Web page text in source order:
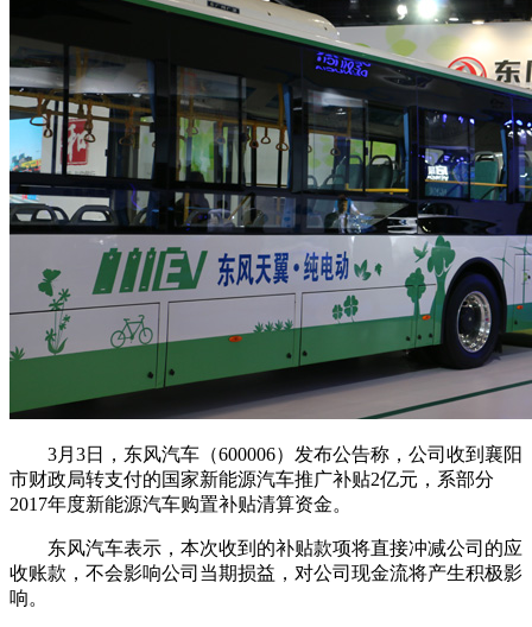
3月3日，东风汽车（600006）发布公告称，公司收到襄阳
市财政局转支付的国家新能源汽车推广补贴2亿元，系部分
2017年度新能源汽车购置补贴清算资金。
东风汽车表示，本次收到的补贴款项将直接冲减公司的应
收账款，不会影响公司当期损益，对公司现金流将产生积极影
响。